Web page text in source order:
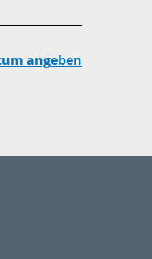
angeben